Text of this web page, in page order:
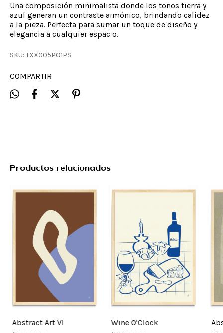
Una composición minimalista donde los tonos tierra y
azul generan un contraste armónico, brindando calidez
a la pieza. Perfecta para sumar un toque de diseño y
elegancia a cualquier espacio.
SKU: TXX005PO1PS
COMPARTIR
Productos relacionados
Abstract Art VI Wine O'Clock